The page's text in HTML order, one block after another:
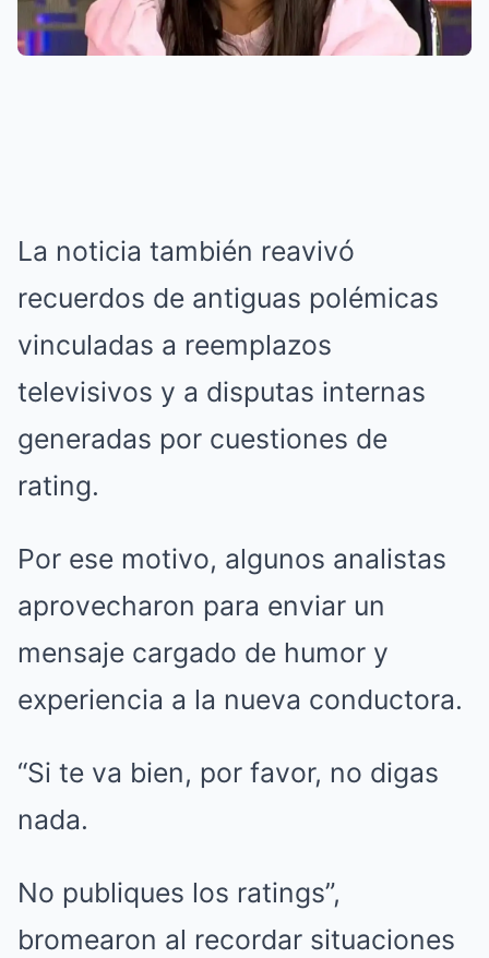
La noticia también reavivó
recuerdos de antiguas polémicas
vinculadas a reemplazos
televisivos y a disputas internas
generadas por cuestiones de
rating.
Por ese motivo, algunos analistas
aprovecharon para enviar un
mensaje cargado de humor y
experiencia a la nueva conductora.
“Si te va bien, por favor, no digas
nada.
No publiques los ratings”,
bromearon al recordar situaciones